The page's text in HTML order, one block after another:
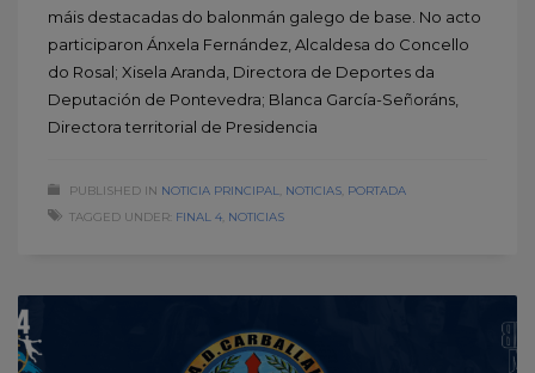
máis destacadas do balonmán galego de base. No acto
participaron Ánxela Fernández, Alcaldesa do Concello
do Rosal; Xisela Aranda, Directora de Deportes da
Deputación de Pontevedra; Blanca García-Señoráns,
Directora territorial de Presidencia
PUBLISHED IN NOTICIA PRINCIPAL NOTICIAS PORTADA
TAGGED UNDER: FINAL 4 NOTICIAS